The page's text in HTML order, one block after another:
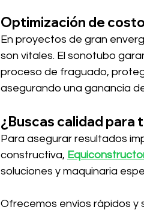
Optimización de
En proyectos de gran
son vitales. El sonotubo
proceso de fraguado,
asegurando una ganancia
¿Buscas calidad para
Para asegurar resultados
constructiva,
soluciones y maquinaria
Ofrecemos envíos rápidos y